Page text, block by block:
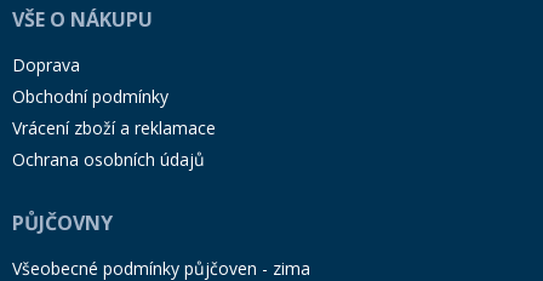
VŠE O NÁKUPU
Doprava
Obchodní podmínky
Vrácení zboží a reklamace
Ochrana osobních údajů
PŮJČOVNY
Všeobecné podmínky půjčoven - zima